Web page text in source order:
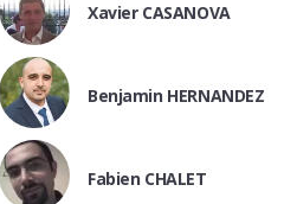
Xavier CASANOVA
Benjamin HERNANDEZ
Fabien CHALET